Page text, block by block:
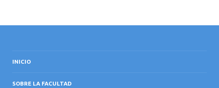
INICIO
SOBRE LA FACULTAD